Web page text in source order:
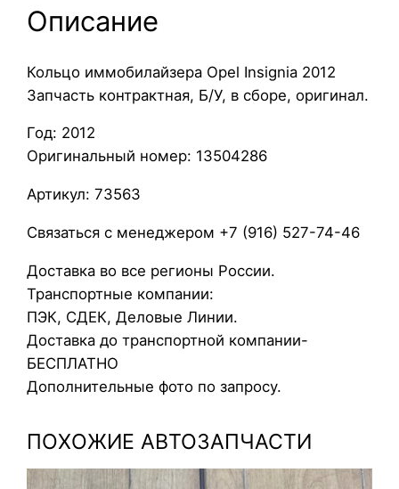
а
о
л
ц
о
и
м
б
и
л
а
й
з
р
а
Описание
Кольцо иммобилайзера Opel Insignia 2012
Запчасть контрактная, Б/У, в сборе, оригинал.
Год: 2012
Оригинальный номер: 13504286
Артикул: 73563
Связаться с менеджером +7 (916) 527-74-46
Доставка во все регионы России.
Транспортные компании:
ПЭК, СДЕК, Деловые Линии.
Доставка до транспортной компании-
БЕСПЛАТНО
Дополнительные фото по запросу.
ПОХОЖИЕ АВТОЗАПЧАСТИ